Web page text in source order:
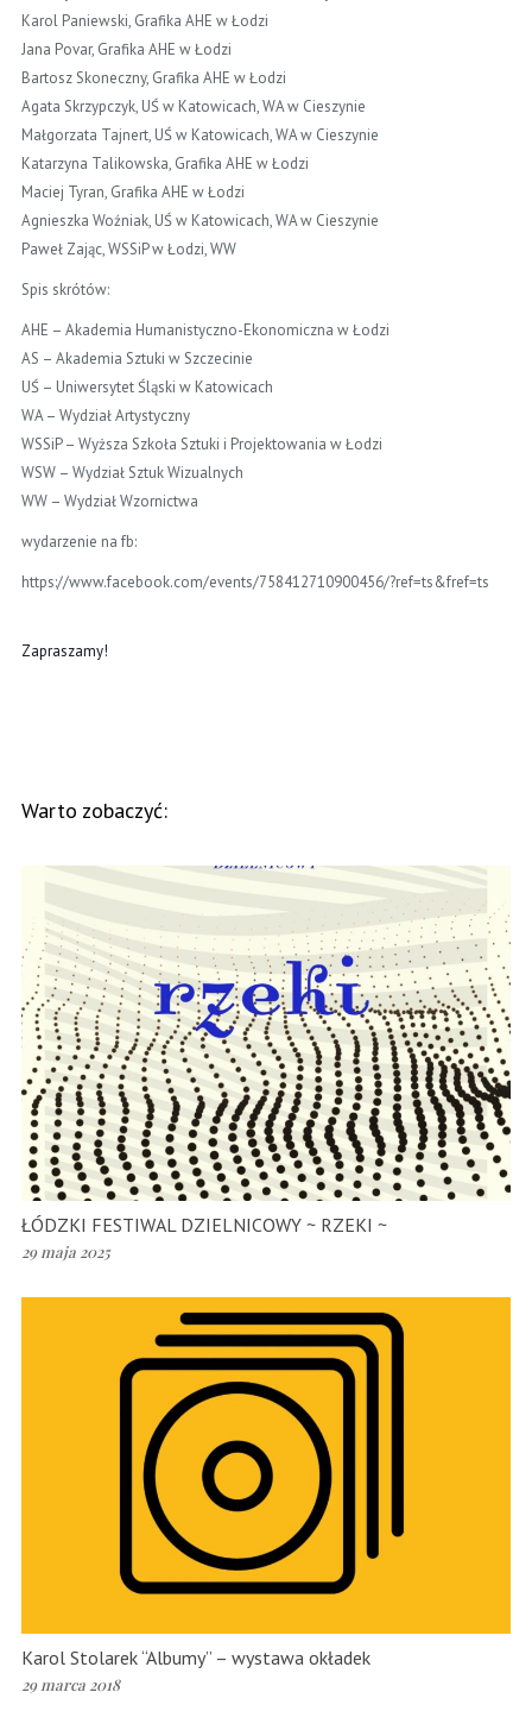
Karol Paniewski, Grafika AHE w Łodzi
Jana Povar, Grafika AHE w Łodzi
Bartosz Skoneczny, Grafika AHE w Łodzi
Agata Skrzypczyk, UŚ w Katowicach, WA w Cieszynie
Małgorzata Tajnert, UŚ w Katowicach, WA w Cieszynie
Katarzyna Talikowska, Grafika AHE w Łodzi
Maciej Tyran, Grafika AHE w Łodzi
Agnieszka Woźniak, UŚ w Katowicach, WA w Cieszynie
Paweł Zając, WSSiP w Łodzi, WW
Spis skrótów:
AHE – Akademia Humanistyczno-Ekonomiczna w Łodzi
AS – Akademia Sztuki w Szczecinie
UŚ – Uniwersytet Śląski w Katowicach
WA – Wydział Artystyczny
WSSiP – Wyższa Szkoła Sztuki i Projektowania w Łodzi
WSW – Wydział Sztuk Wizualnych
WW – Wydział Wzornictwa
wydarzenie na fb:
https://www.facebook.com/events/758412710900456/?ref=ts&fref=ts
Zapraszamy!
Warto zobaczyć:
ŁÓDZKI FESTIWAL DZIELNICOWY ~ RZEKI ~
29 maja 2025
Karol Stolarek “Albumy” – wystawa okładek
29 marca 2018